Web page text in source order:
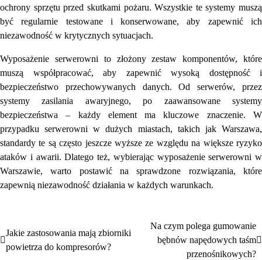
ochrony sprzętu przed skutkami pożaru. Wszystkie te systemy muszą
być regularnie testowane i konserwowane, aby zapewnić ich
niezawodność w krytycznych sytuacjach.
Wyposażenie serwerowni to złożony zestaw komponentów, które
muszą współpracować, aby zapewnić wysoką dostępność i
bezpieczeństwo przechowywanych danych. Od serwerów, przez
systemy zasilania awaryjnego, po zaawansowane systemy
bezpieczeństwa – każdy element ma kluczowe znaczenie. W
przypadku serwerowni w dużych miastach, takich jak Warszawa,
standardy te są często jeszcze wyższe ze względu na większe ryzyko
ataków i awarii. Dlatego też, wybierając wyposażenie serwerowni w
Warszawie, warto postawić na sprawdzone rozwiązania, które
zapewnią niezawodność działania w każdych warunkach.
Nawigacja
wpisu
Jakie zastosowania mają zbiorniki
powietrza do kompresorów?
Na czym polega gumowanie
bębnów napędowych taśm
przenośnikowych?